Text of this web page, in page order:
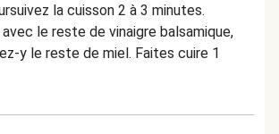
la cuisson 2 à 3 minutes.
le reste de vinaigre balsamique,
y le reste de miel. Faites cuire 1